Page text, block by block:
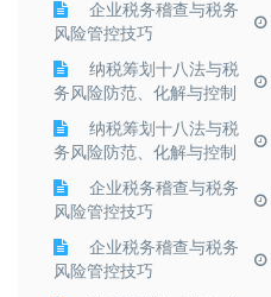
企业税务稽查与税务
风险管控技巧
纳税筹划十八法与税
务风险防范、化解与控制
纳税筹划十八法与税
务风险防范、化解与控制
企业税务稽查与税务
风险管控技巧
企业税务稽查与税务
风险管控技巧